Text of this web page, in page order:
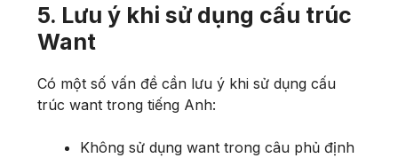
5. Lưu ý khi sử dụng cấu trúc
Want
Có một số vấn đề cần lưu ý khi sử dụng cấu
trúc want trong tiếng Anh:
Không sử dụng want trong câu phủ định